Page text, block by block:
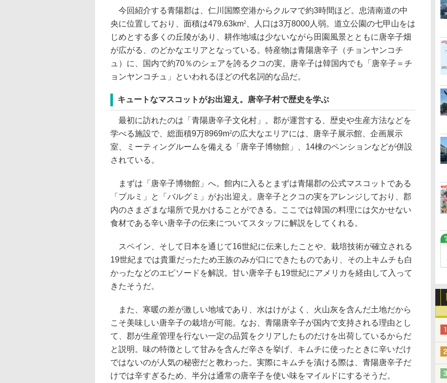
今回紹介する青陽郡は、仁川国際空港からクルマで約3時間ほど。忠清南道の中
央に位置しており、面積は479.63km2
、人口は3万8000人弱。道立公園の七甲山をは
じめとする多くの丘陵があり、耕作地域は少ないながら田園風景とともに唐辛子畑
が広がる、のどかなエリアとなっている。特産物は青陽唐辛子（チョンヤンコチ
ュ）に、国内で約70％のシェアを誇るクコの実。唐辛子は韓国内でも「唐辛子＝チ
ョンヤンコチュ」といわれるほどの代名詞的な品だ。
キュートなマスコットがお出迎え。唐辛子村で歴史を学ぶ
最初に訪れたのは「青陽唐辛子文化村」。郡が運営する、歴史や生産方法などを
学べる施設で、総面積9万8969m2の広大なエリアには、唐辛子展示館、企画展示
室、ミーティングルームを備える「唐辛子博物館」、14棟のペンションなどが併設
されている。
まずは「唐辛子博物館」へ。館内に入るとまずは青陽郡の公式マスコットである
「プルミ」と「バルグミ」がお出迎え。唐辛子とクコの実をアレンジしており、郡
内のさまざまな場所で見かけることができる。ここでは韓国の料理には欠かせない
食材である辛い唐辛子の伝来についてスタッフに解説をしてくれる。
スペイン、そして日本を通じて16世紀に伝来したことや、栽培技術が確立される
19世紀までは貴重だったため王族のみが口にできたものであり、その上キムチも白
かったなどのエピソードを解説。甘い唐辛子も19世紀にアメリカを経由して入って
きたそうだ。
また、寒暖の差が激しい地域であり、水はけがよく、火山灰を含んだ土地だから
こそ美味しい唐辛子の栽培が可能。なお、青陽唐辛子が国内で支持される理由とし
て、郡が生産管理を行ない一定の品質をクリアしたものだけを出荷しているからだ
と説明。味の特徴として甘みを含んだ辛さを挙げ、キムチに使ったときに辛いだけ
ではないのが人気の秘密だと教わった。実際にキムチを漬ける際は、青陽唐辛子だ
けでは辛すぎるため、半分は通常の唐辛子を使い味をマイルドにするそうだ。